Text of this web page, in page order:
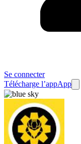
Se connecter
Télécharge l’appApp